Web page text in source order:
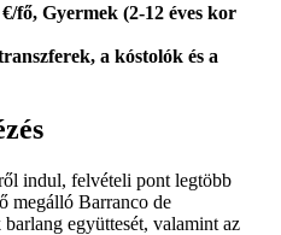
fő, Gyermek (2-12 éves kor
a kóstolók és a
indul, felvételi pont legtöbb
megálló Barranco de
együttesét, valamint az